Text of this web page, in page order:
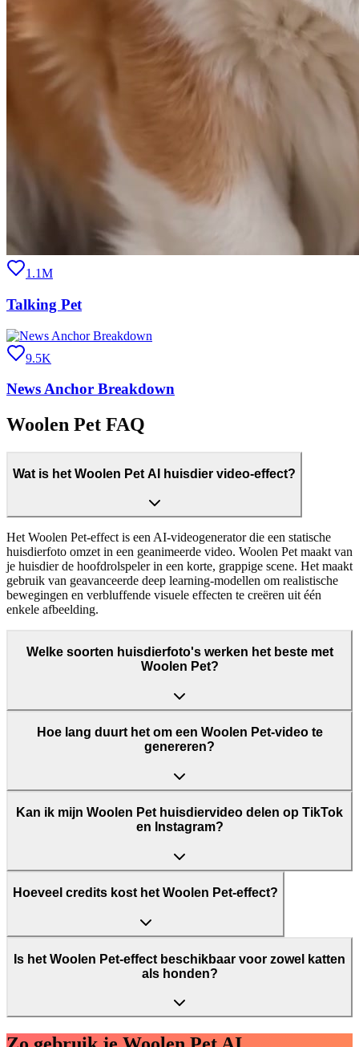
1.1M
Talking Pet
9.5K
News Anchor Breakdown
Woolen Pet FAQ
Wat is het Woolen Pet AI huisdier video-effect?
Het Woolen Pet-effect is een AI-videogenerator die een statische
huisdierfoto omzet in een geanimeerde video. Woolen Pet maakt van
je huisdier de hoofdrolspeler in een korte, grappige scene. Het maakt
gebruik van geavanceerde deep learning-modellen om realistische
bewegingen en verbluffende visuele effecten te creëren uit één
enkele afbeelding.
Welke soorten huisdierfoto's werken het beste met
Woolen Pet?
Hoe lang duurt het om een Woolen Pet-video te
genereren?
Kan ik mijn Woolen Pet huisdiervideo delen op TikTok
en Instagram?
Hoeveel credits kost het Woolen Pet-effect?
Is het Woolen Pet-effect beschikbaar voor zowel katten
als honden?